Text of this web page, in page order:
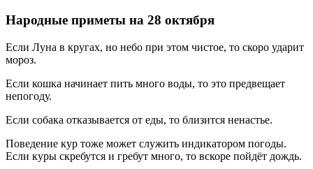
Народные приметы на 28 октября
Если Луна в кругах, но небо при этом чистое, то скоро ударит
мороз.
Если кошка начинает пить много воды, то это предвещает
непогоду.
Если собака отказывается от еды, то близится ненастье.
Поведение кур тоже может служить индикатором погоды.
Если куры скребутся и гребут много, то вскоре пойдёт дождь.